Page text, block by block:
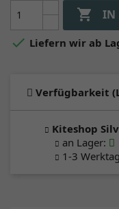
 IN
 Liefern wir ab
Verfügbarkeit
Kiteshop
an Lager:
1-3